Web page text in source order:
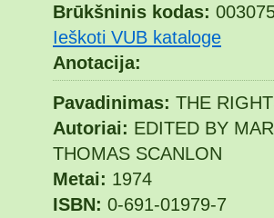
Brūkšninis kodas:
Ieškoti VUB kataloge
Anotacija:
Pavadinimas: THE
Autoriai: EDITED BY
THOMAS SCANLON
Metai: 1974
ISBN: 0-691-01979-7